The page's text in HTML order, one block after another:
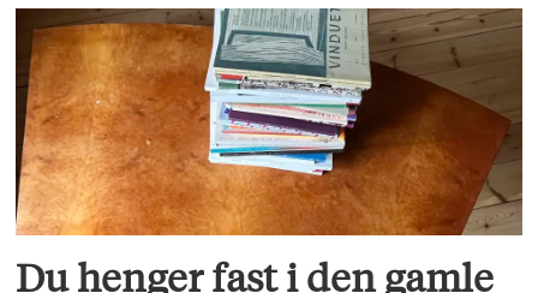
Du henger fast i den gamle